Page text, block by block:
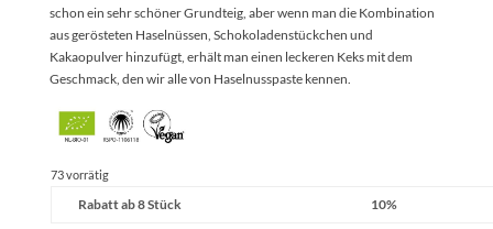
schon ein sehr schöner Grundteig, aber wenn man die Kombination
aus gerösteten Haselnüssen, Schokoladenstückchen und
Kakaopulver hinzufügt, erhält man einen leckeren Keks mit dem
Geschmack, den wir alle von Haselnusspaste kennen.
73 vorrätig
Rabatt ab 8 Stück 10%